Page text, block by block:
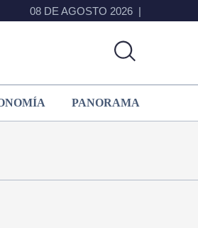
08 DE AGOSTO 2026
PANORAMA